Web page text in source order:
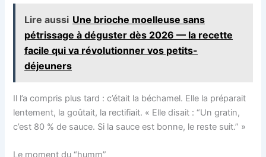
Lire aussi Une brioche moelleuse sans
pétrissage à déguster dès 2026 — la recette
facile qui va révolutionner vos petits-
déjeuners
Il l’a compris plus tard : c’était la béchamel. Elle la préparait
lentement, la goûtait, la rectifiait. « Elle disait : “Un gratin,
c’est 80 % de sauce. Si la sauce est bonne, le reste suit.” »
Le moment du “humm”